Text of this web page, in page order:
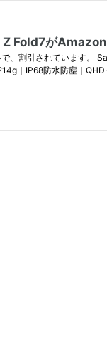
がAmazon
、割引されています。
｜IP68防水防塵｜